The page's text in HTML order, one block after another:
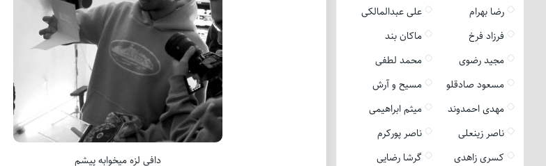
دافی لزه میخوابه پیشم
رضا بهرام
علی عبدالمالکی
فرزاد فرخ
ماکان بند
مجید رضوی
محمد لطفی
مسعود صادقلو
مسیح و آرش
مهدی احمدوند
میثم ابراهیمی
ناصر زینعلی
ناصر پورکرم
کسری زاهدی
گرشا رضایی